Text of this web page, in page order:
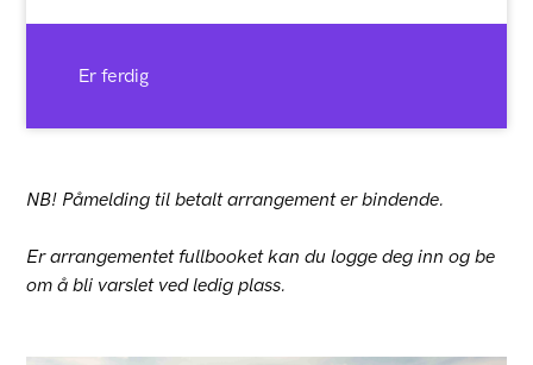
Er ferdig
NB! Påmelding til betalt arrangement er bindende.
Er arrangementet fullbooket kan du logge deg inn og be
om å bli varslet ved ledig plass.